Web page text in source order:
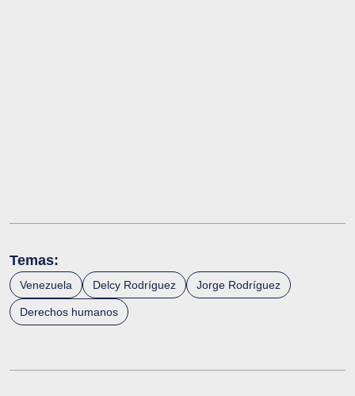
Temas:
Venezuela Delcy Rodríguez Jorge Rodríguez
Derechos humanos